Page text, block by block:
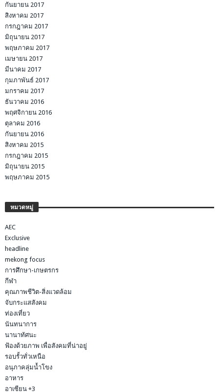
กันยายน 2017
สิงหาคม 2017
กรกฎาคม 2017
มิถุนายน 2017
พฤษภาคม 2017
เมษายน 2017
มีนาคม 2017
กุมภาพันธ์ 2017
มกราคม 2017
ธันวาคม 2016
พฤศจิกายน 2016
ตุลาคม 2016
กันยายน 2016
สิงหาคม 2015
กรกฎาคม 2015
มิถุนายน 2015
พฤษภาคม 2015
หมวดหมู่
AEC
Exclusive
headline
mekong focus
การศึกษา-เกษตรกร
กีฬา
คุณภาพชีวิต-สิ่งแวดล้อม
จับกระแสสังคม
ท่องเที่ยว
นันทนาการ
นานาทัศนะ
ฟ้องด้วยภาพ เพื่อสังคมที่น่าอยู่
รอบรั้วทั่วเหนือ
อนุภาคลุ่มน้ำโขง
อาหาร
อาเซียน +3